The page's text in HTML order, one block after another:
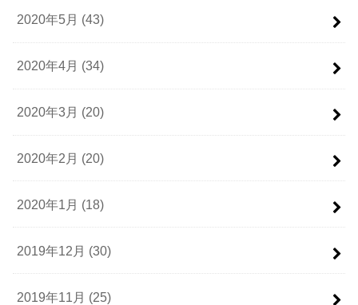
2020年5月 (43)
2020年4月 (34)
2020年3月 (20)
2020年2月 (20)
2020年1月 (18)
2019年12月 (30)
2019年11月 (25)